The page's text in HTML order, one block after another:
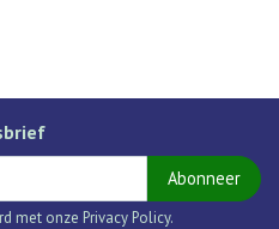
Abonneer
met onze Privacy Policy.